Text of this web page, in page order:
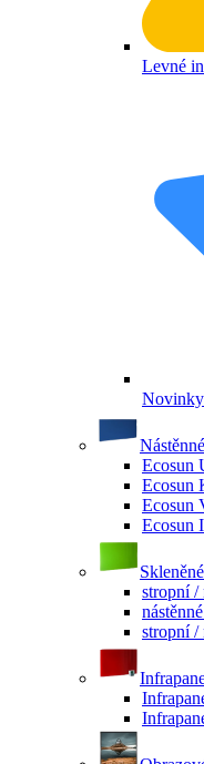
Levné
Ecosun
Ecosun
Ecosun
Ecosun
stropní /
stropní /